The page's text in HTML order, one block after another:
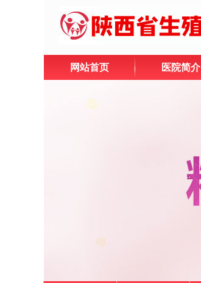
网站首页 医院简介